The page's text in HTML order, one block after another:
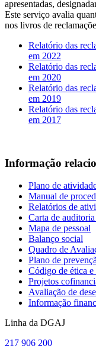
apresentadas,
Este serviço avalia
nos livros de
Relatório das
em 2022
Relatório das
em 2020
Relatório das
em 2019
Relatório das
em 2017
Informação
Plano de
Manual de
Relatórios de
Carta de
Mapa de pessoal
Balanço social
Quadro de
Plano de
Código de ética e
Projetos
Avaliação de
Informação
Linha da DGAJ
217 906 200